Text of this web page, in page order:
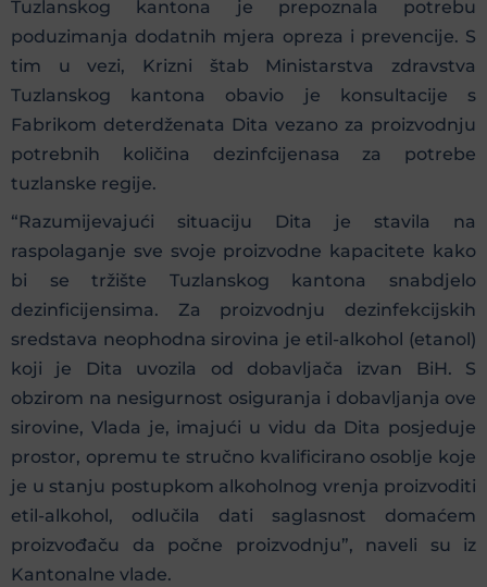
Tuzlanskog kantona je prepoznala potrebu
poduzimanja dodatnih mjera opreza i prevencije. S
tim u vezi, Krizni štab Ministarstva zdravstva
Tuzlanskog kantona obavio je konsultacije s
Fabrikom deterdženata Dita vezano za proizvodnju
potrebnih količina dezinfcijenasa za potrebe
tuzlanske regije.
“Razumijevajući situaciju Dita je stavila na
raspolaganje sve svoje proizvodne kapacitete kako
bi se tržište Tuzlanskog kantona snabdjelo
dezinficijensima. Za proizvodnju dezinfekcijskih
sredstava neophodna sirovina je etil-alkohol (etanol)
koji je Dita uvozila od dobavljača izvan BiH. S
obzirom na nesigurnost osiguranja i dobavljanja ove
sirovine, Vlada je, imajući u vidu da Dita posjeduje
prostor, opremu te stručno kvalificirano osoblje koje
je u stanju postupkom alkoholnog vrenja proizvoditi
etil-alkohol, odlučila dati saglasnost domaćem
proizvođaču da počne proizvodnju”, naveli su iz
Kantonalne vlade.